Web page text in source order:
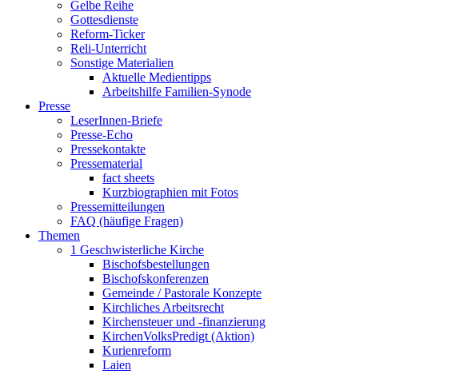
Gelbe Reihe
Gottesdienste
Reform-Ticker
Reli-Unterricht
Sonstige Materialien
Aktuelle Medientipps
Arbeitshilfe Familien-Synode
Presse
LeserInnen-Briefe
Presse-Echo
Pressekontakte
Pressematerial
fact sheets
Kurzbiographien mit Fotos
Pressemitteilungen
FAQ (häufige Fragen)
Themen
1 Geschwisterliche Kirche
Bischofsbestellungen
Bischofskonferenzen
Gemeinde / Pastorale Konzepte
Kirchliches Arbeitsrecht
Kirchensteuer und -finanzierung
KirchenVolksPredigt (Aktion)
Kurienreform
Laien